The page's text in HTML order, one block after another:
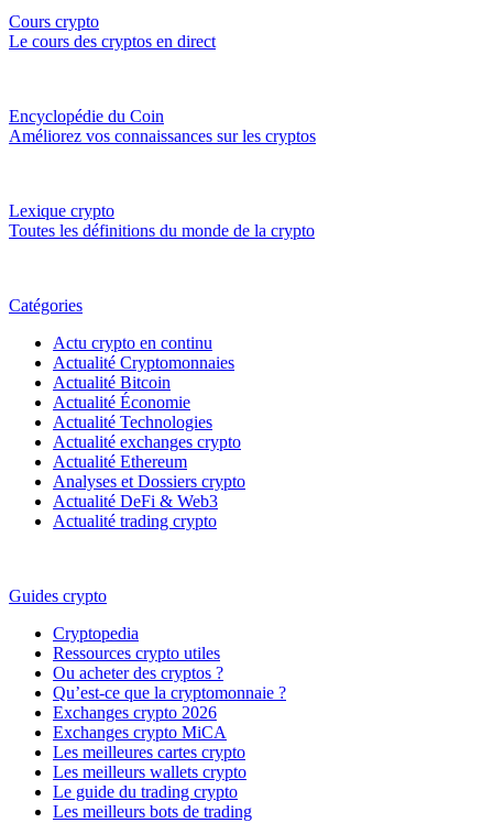
Cours crypto
Le cours des cryptos en direct
Encyclopédie du Coin
Améliorez vos connaissances sur les cryptos
Lexique crypto
Toutes les définitions du monde de la crypto
Catégories
Actu crypto en continu
Actualité Cryptomonnaies
Actualité Bitcoin
Actualité Économie
Actualité Technologies
Actualité exchanges crypto
Actualité Ethereum
Analyses et Dossiers crypto
Actualité DeFi & Web3
Actualité trading crypto
Guides crypto
Cryptopedia
Ressources crypto utiles
Ou acheter des cryptos ?
Qu’est-ce que la cryptomonnaie ?
Exchanges crypto 2026
Exchanges crypto MiCA
Les meilleures cartes crypto
Les meilleurs wallets crypto
Le guide du trading crypto
Les meilleurs bots de trading